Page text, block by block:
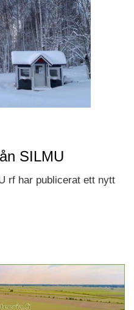
SILMU
rf har publicerat ett nytt